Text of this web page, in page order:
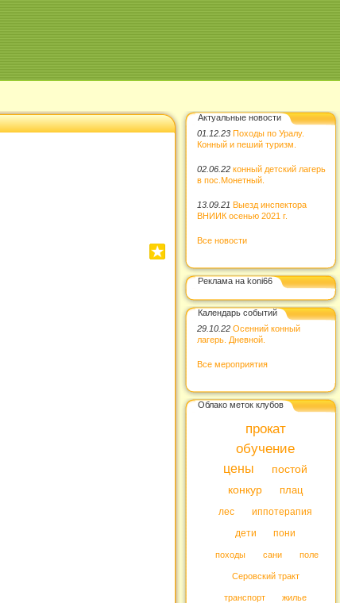
Актуальные новости
01.12.23 Походы по Уралу.
Конный и пеший туризм.
02.06.22 конный детский лагерь
в пос.Монетный.
13.09.21 Выезд инспектора
ВНИИК осенью 2021 г.
Все новости
Реклама на koni66
Календарь событий
29.10.22 Осенний конный
лагерь. Дневной.
Все мероприятия
Облако меток клубов
прокат
обучение
цены
постой
конкур
плац
лес
иппотерапия
дети
пони
походы сани поле
Серовский тракт
транспорт жилье